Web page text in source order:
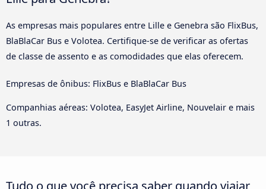
As empresas mais populares entre Lille e Genebra são FlixBus,
BlaBlaCar Bus e Volotea. Certifique-se de verificar as ofertas
de classe de assento e as comodidades que elas oferecem.
Empresas de ônibus: FlixBus e BlaBlaCar Bus
Companhias aéreas: Volotea, EasyJet Airline, Nouvelair e mais
1 outras.
Tudo o que você precisa saber quando viajar